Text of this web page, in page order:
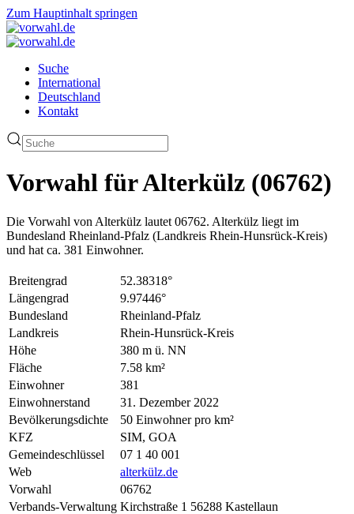
Zum Hauptinhalt springen
Suche
International
Deutschland
Kontakt
Vorwahl für Alterkülz (06762)
Die Vorwahl von Alterkülz lautet 06762. Alterkülz liegt im
Bundesland Rheinland-Pfalz (Landkreis Rhein-Hunsrück-Kreis)
und hat ca. 381 Einwohner.
Breitengrad
52.38318°
Längengrad
9.97446°
Bundesland
Rheinland-Pfalz
Landkreis
Rhein-Hunsrück-Kreis
Höhe
380 m ü. NN
Fläche
7.58 km²
Einwohner
381
Einwohnerstand
31. Dezember 2022
Bevölkerungsdichte
50 Einwohner pro km²
KFZ
SIM, GOA
Gemeindeschlüssel
07 1 40 001
Web
alterkülz.de
Vorwahl
06762
Verbands-Verwaltung Kirchstraße 1 56288 Kastellaun